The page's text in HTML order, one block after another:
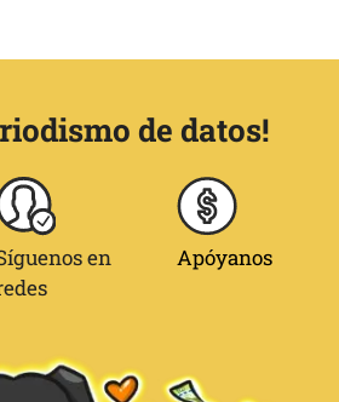
de datos!
en
Apóyanos